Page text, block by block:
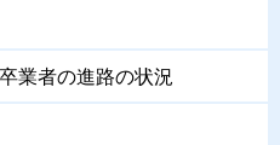
業者の進路の状況